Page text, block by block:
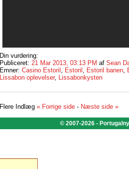
Din vurdering:
Publiceret: 21 Mar 2013, 03:13 PM af Sean
Emner: Casino Estoril , Estoril , Estoril banen,
Lissabon oplevelser, Lissabonkysten
Flere Indlæg « Forrige side - Næste side »
© 2007-2026 -